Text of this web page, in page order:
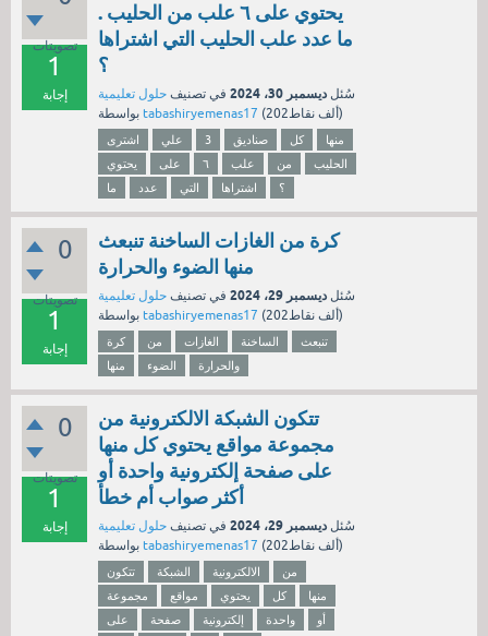
تصويتات
1
إجابة
يحتوي على ٦ علب من الحليب .
ما عدد علب الحليب التي اشتراها
؟
سُئل ديسمبر 30، 2024 في تصنيف حلول تعليمية
tabashiryemenas17 ( 202ألف نقاط)
اشترى علي 3 صناديق كل
منها
يحتوي
على ٦ علب من
الحليب
ما
عدد التي اشتراها ؟
0
تصويتات
1
إجابة
كرة من الغازات الساخنة تنبعث
منها الضوء والحرارة
سُئل ديسمبر 29، 2024 في تصنيف حلول تعليمية
tabashiryemenas17 ( 202ألف نقاط)
كرة من الغازات الساخنة
تنبعث
منها
الضوء والحرارة
0
تصويتات
1
إجابة
تتكون الشبكة الالكترونية من
مجموعة مواقع يحتوي كل منها
على صفحة إلكترونية واحدة أو
أكثر صواب أم خطأ
سُئل ديسمبر 29، 2024 في تصنيف حلول تعليمية
tabashiryemenas17 ( 202ألف نقاط)
تتكون الشبكة الالكترونية
من
مجموعة
مواقع يحتوي كل
منها
على
صفحة إلكترونية واحدة
أو